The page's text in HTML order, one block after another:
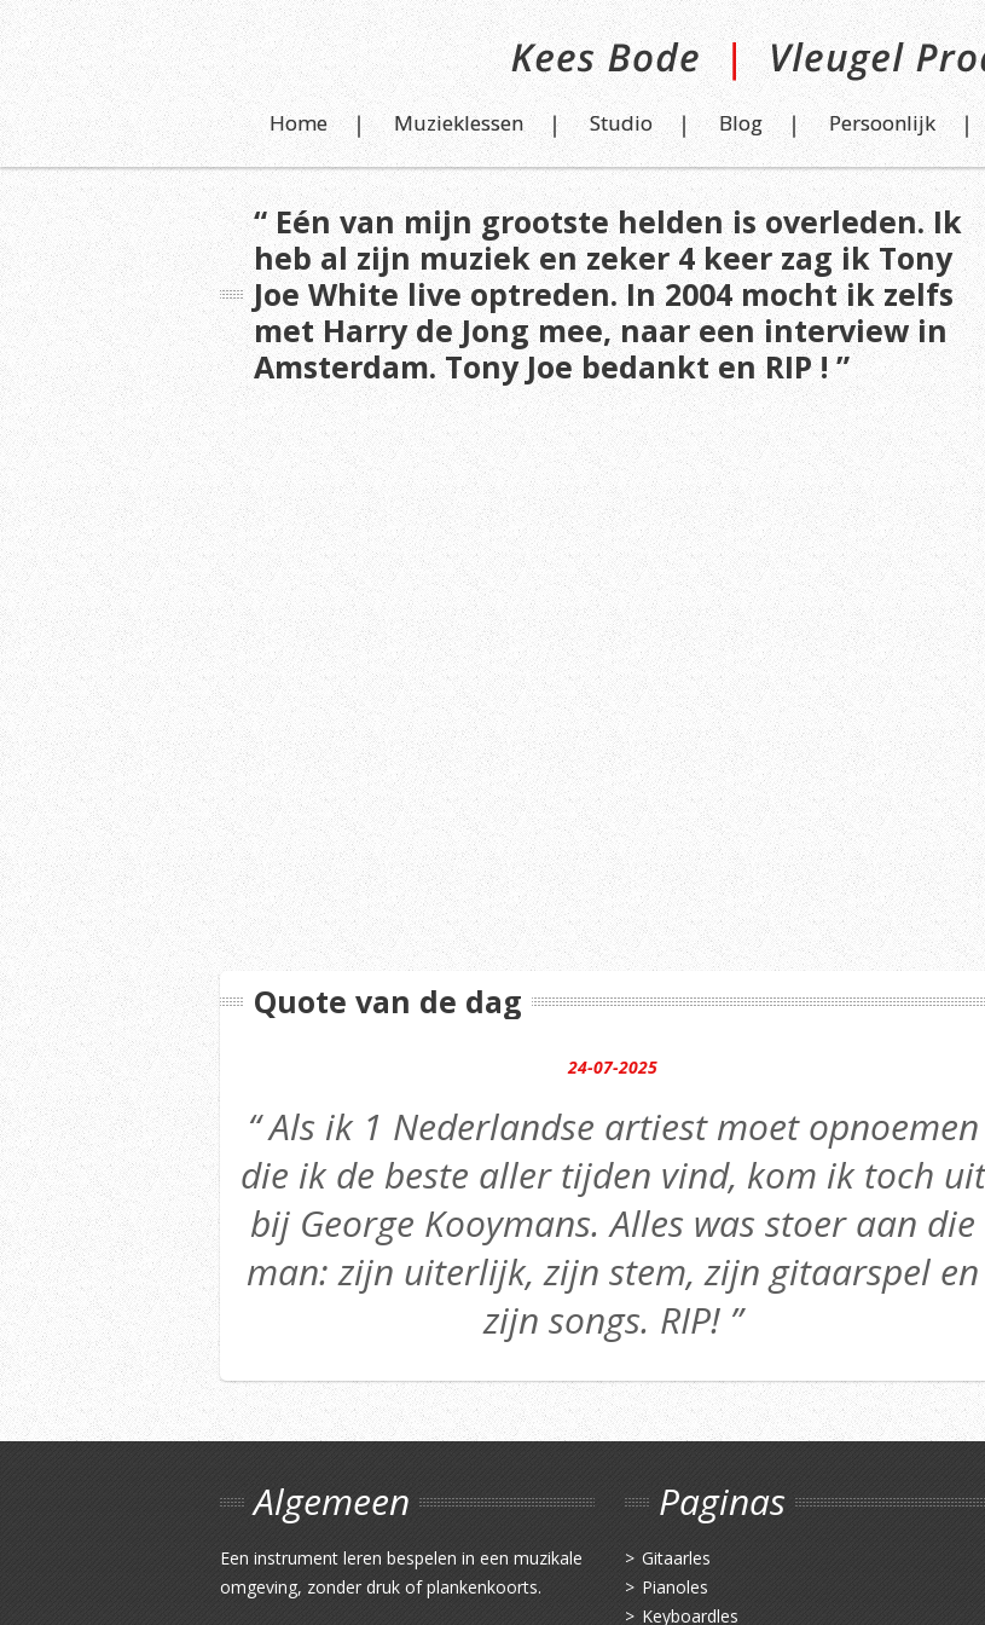
Home Muzieklessen Studio Blog Persoonlijk
“ Eén van mijn grootste helden is overleden. Ik
heb al zijn muziek en zeker 4 keer zag ik Tony
Joe White live optreden. In 2004 mocht ik zelfs
met Harry de Jong mee, naar een interview in
Amsterdam. Tony Joe bedankt en RIP ! ”
Quote van de dag
24-07-2025
“ Als ik 1 Nederlandse artiest moet opnoemen
die ik de beste aller tijden vind, kom ik toch uit
bij George Kooymans. Alles was stoer aan die
man: zijn uiterlijk, zijn stem, zijn gitaarspel en
zijn songs. RIP! ”
Algemeen
Een instrument leren bespelen in een muzikale
omgeving, zonder druk of plankenkoorts.
Paginas
Gitaarles
Pianoles
Keyboardles